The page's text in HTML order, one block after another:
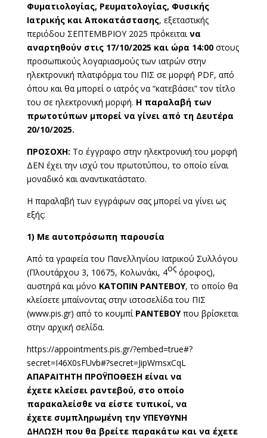
Φυματιολογίας, Ρευματολογίας, Φυσικής
Ιατρικής και Αποκατάστασης, εξεταστικής
περιόδου ΣΕΠΤΕΜΒΡΙΟΥ 2025 πρόκειταινα
αναρτηθούν στις 17/10/2025 και ώρα 14:00στους
προσωπικούς λογαριασμούς των ιατρών στην
ηλεκτρονική πλατφόρμα του ΠΙΣ σε μορφή PDF, από
όπου και θα μπορεί ο ιατρός να “κατεβάσει” τον τίτλο
του σε ηλεκτρονική μορφή. Η παραλαβή των
πρωτοτύπων μπορεί να γίνει από τη Δευτέρα
20/10/2025.
ΠΡΟΣΟΧΗ: Το έγγραφο στην ηλεκτρονική του μορφή
ΔΕΝ έχει την ισχύ του πρωτοτύπου, το οποίο είναι
μοναδικό και αναντικατάστατο.
Η παραλαβή των εγγράφων σας μπορεί να γίνει ως
εξής:
1) Με αυτοπρόσωπη παρουσία
Από τα γραφεία του Πανελληνίου Ιατρικού Συλλόγου
(Πλουτάρχου 3, 10675, Κολωνάκι, 4οςόροφος),
αυστηρά και μόνο ΚΑΤΟΠΙΝ ΡΑΝΤΕΒΟΥ, το οποίο θα
κλείσετε μπαίνοντας στην ιστοσελίδα του ΠΙΣ
(www.pis.gr) από το κουμπί ΡΑΝΤΕΒΟΥπου βρίσκεται
στην αρχική σελίδα.
https://appointments.pis.gr/?embed=true#?
secret=I46X0sFUvb#?secret=JipWmsxCqL
ΑΠΑΡΑΙΤΗΤΗ ΠΡΟΫΠΟΘΕΣΗ είναι να
έχετε κλείσει ραντεβού, στο οποίο
παρακαλείσθε να είστε τυπικοί, να
έχετε συμπληρωμένη την ΥΠΕΥΘΥΝΗ
ΔΗΛΩΣΗ που θα βρείτε παρακάτω και να έχετε